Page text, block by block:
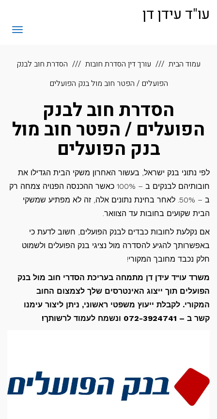
עו"ד עידן דן
עמוד הבית עורך דין הסדרת חובות
הסדרת חוב לבנק
הפועלים / הפטר חוב מול בנק הפועלים
הסדרת חוב לבנק
הפועלים / הפטר חוב מול
בנק הפועלים
לפי נתוני בנק ישראל, בעשור האחרון משקי הבית הגדילו את
חובותיהם לבנקים ב – 100% כאשר ההכנסה הפנויה צמחה רק
ב – 50%. לאחר בחינת נתונים אלה, זה לא מפתיע שמשקי
הבית שקועים בחובות עד הצוואר.
אם נקלעת לחובות כבדים לבנק הפועלים, חשוב לדעת כי
באפשרותך להגיע להסדרה מול נציגי בנק הפועלים ולשמוט
חלק נכבד מחובך המקורי!
משרד עו"ד עידן דן מתמחה בעריכת הסדרי חוב מול בנק
הפועלים תוך ייצוג האינטרסים שלך לצמצום החוב
המקורי. לקבלת ייעוץ משפטי ראשוני, ניתן ליצור עימנו
קשר ב – 072-3924741 ונשמח לעמוד לרשותך!